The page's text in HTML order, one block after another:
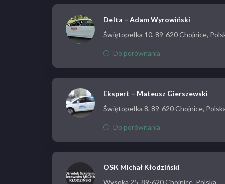
Delta – Adam Wyrowiński
Świętopełka 10, 89-620 Chojnice,
Do porównania
Ekspert – Mateusz Gierszewski
Świętopełka 8, 89-620 Chojnice,
Do porównania
OSK Michał Kłodziński
Wysoka 25, 89-620 Chojnice, Polska